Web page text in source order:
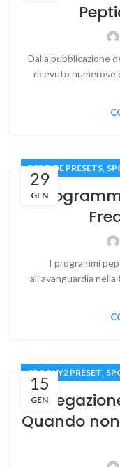
Dalla pubblicazione
ricevuto numerose
29
GEN
PEPTIDE PRESETS,
I programmi
all’avanguardia
15
GEN
SPOOKY2 PRESET,
Quando